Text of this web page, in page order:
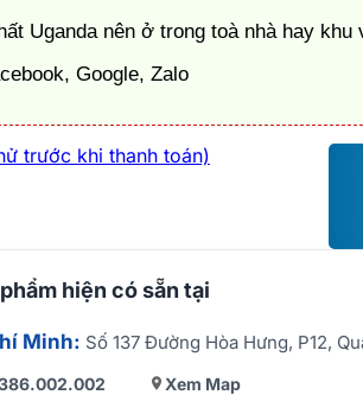
Uganda nên ở trong toà nhà hay
Google, Zalo
trước khi thanh toán)
hiện có sẵn tại
Minh: Số 137 Đường Hòa Hưng, P12,
Xem Map